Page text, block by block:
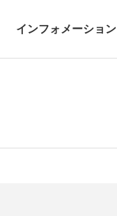
インフォメーション